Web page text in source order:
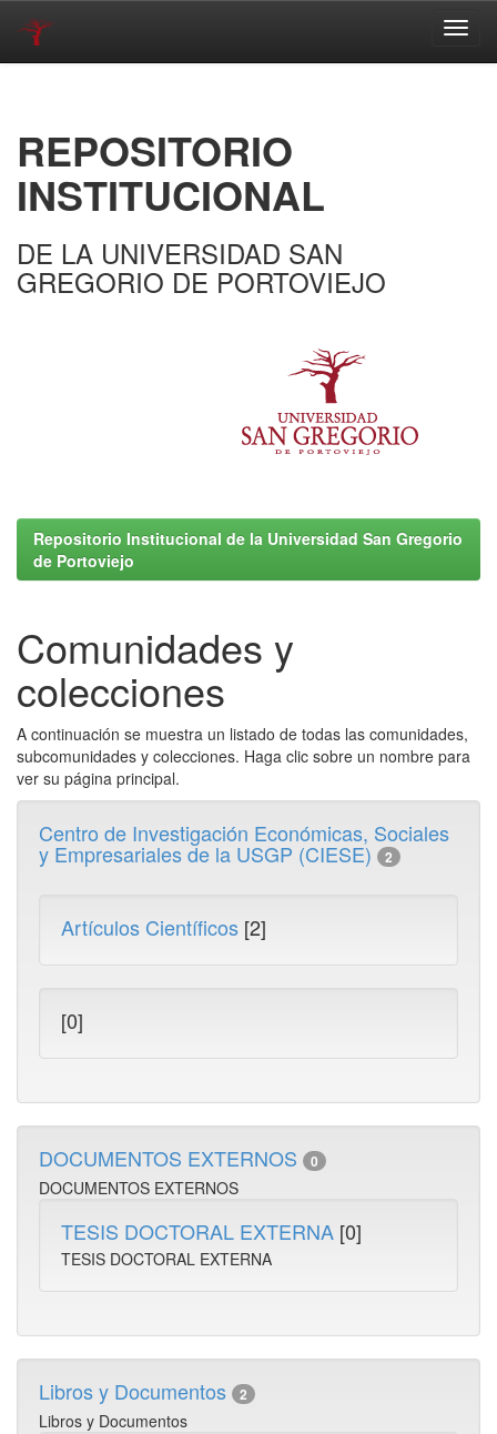
REPOSITORIO
INSTITUCIONAL
DE LA UNIVERSIDAD SAN
GREGORIO DE PORTOVIEJO
Repositorio Institucional de la Universidad San Gregorio
de Portoviejo
Comunidades y
colecciones
A continuación se muestra un listado de todas las comunidades,
subcomunidades y colecciones. Haga clic sobre un nombre para
ver su página principal.
Centro de Investigación Económicas, Sociales
y Empresariales de la USGP (CIESE) 2
Artículos Científicos [2]
[0]
DOCUMENTOS EXTERNOS 0
DOCUMENTOS EXTERNOS
TESIS DOCTORAL EXTERNA [0]
TESIS DOCTORAL EXTERNA
Libros y Documentos 2
Libros y Documentos